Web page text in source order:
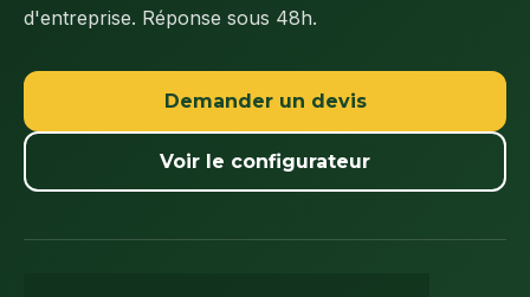
d'entreprise. Réponse sous 48h.
Demander un devis
Voir le configurateur